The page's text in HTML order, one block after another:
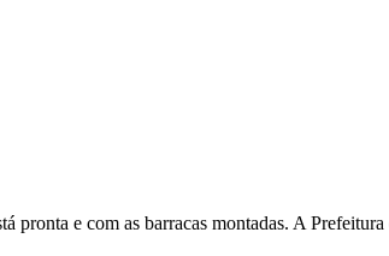
e com as barracas montadas. A